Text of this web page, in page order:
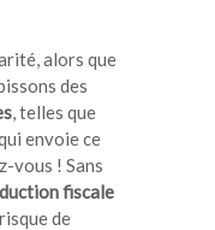
alors que
des
, telles que
envoie ce
vous ! Sans
fiscale
de